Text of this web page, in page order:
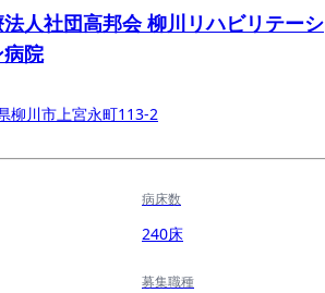
人社団高邦会 柳川リハビリテーシ
院
柳川市上宮永町113-2
病床数
240床
募集職種